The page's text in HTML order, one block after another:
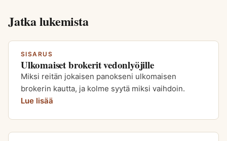
Jatka lukemista
SISARUS
Ulkomaiset brokerit vedonlyöjille
Miksi reitän jokaisen panokseni ulkomaisen
brokerin kautta, ja kolme syytä miksi vaihdoin.
Lue lisää